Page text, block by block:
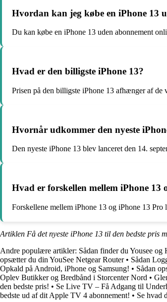
Hvordan kan jeg købe en iPhone 13
Du kan købe en iPhone 13 uden abonnement
Hvad er den billigste iPhone 13?
Prisen på den billigste iPhone 13 afhænger af de
Hvornår udkommer den nyeste
Den nyeste iPhone 13 blev lanceret den 14.
Hvad er forskellen mellem iPhone 13
Forskellene mellem iPhone 13 og iPhone 13
Artiklen Få det nyeste iPhone 13 til den bedste pris
Andre populære artikler: Sådan finder du Yousee
opsætter du din YouSee Netgear Router• Sådan
Opkald på Android, iPhone og Samsung! • Sådan
Oplev Butikker og Bredbånd i Storcenter Nord •
den bedste pris! • Se Live TV – Få Adgang til
bedste ud af dit Apple TV 4 abonnement! • Se hvad